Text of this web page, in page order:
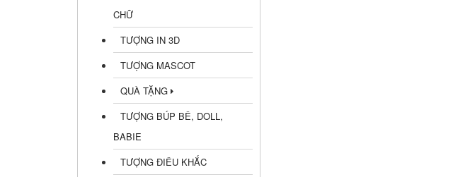
CHỮ
TƯỢNG IN 3D
TƯỢNG MASCOT
QUÀ TẶNG
TƯỢNG BÚP BÊ, DOLL,
BABIE
TƯỢNG ĐIÊU KHẮC